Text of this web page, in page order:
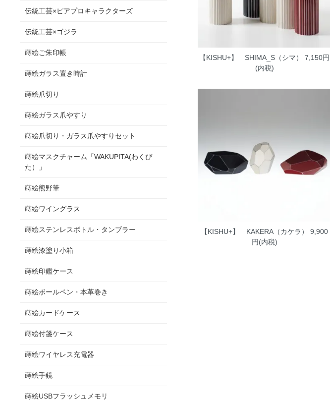
【KISHU+】 SHIMA_S（シマ）
7,150円
(内税)
【KISHU+】 KAKERA（カケラ）
9,900
円(内税)
伝統工芸×ピアプロキャラクターズ
伝統工芸×ゴジラ
蒔絵ご朱印帳
蒔絵ガラス置き時計
蒔絵爪切り
蒔絵ガラス爪やすり
蒔絵爪切り・ガラス爪やすりセット
蒔絵マスクチャーム「WAKUPITA(わくぴ
た）」
蒔絵熊野筆
蒔絵ワイングラス
蒔絵ステンレスボトル・タンブラー
蒔絵漆塗り小箱
蒔絵印鑑ケース
蒔絵ボールペン・本革巻き
蒔絵カードケース
蒔絵付箋ケース
蒔絵ワイヤレス充電器
蒔絵手鏡
蒔絵USBフラッシュメモリ